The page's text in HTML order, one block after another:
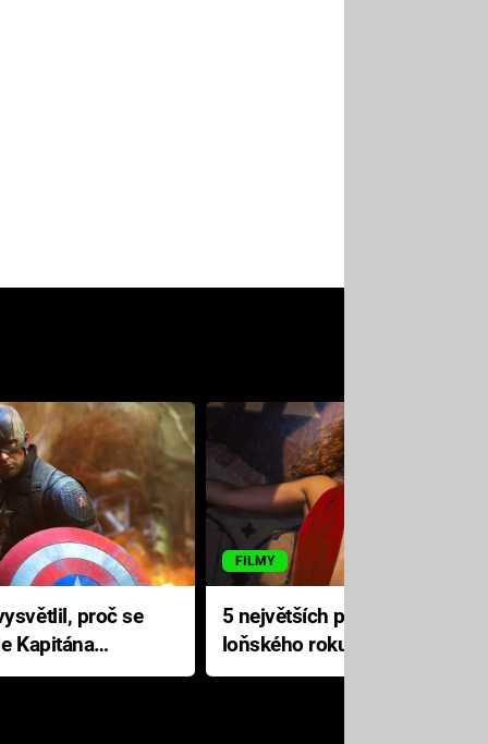
proč se
Kapitána
FILMY
5 největších propadáků
loňského roku: Disney na
jediné katastrofě prodělal 200